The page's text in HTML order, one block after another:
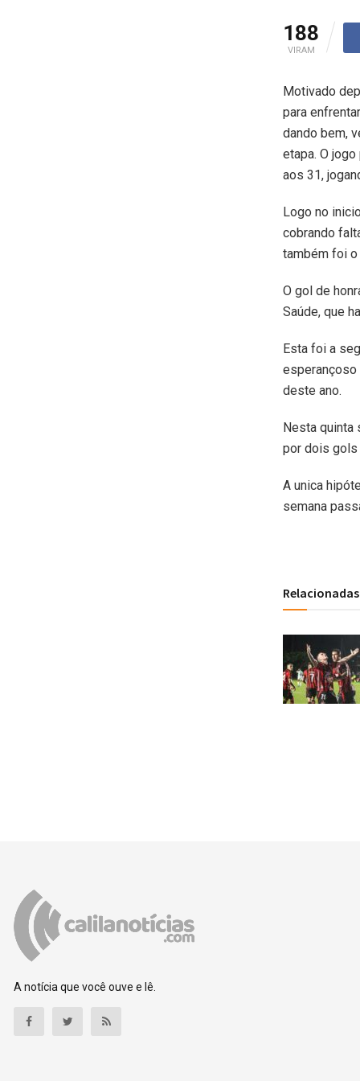
188
VIRAM
Motivado
para
dando bem,
etapa. O
aos 31,
Logo no
cobrando
também foi o
O gol de
Saúde, que
Esta foi a
deste ano.
Nesta quinta
por dois gols
A unica
semana
Relacionadas
A notícia que você ouve e lê.